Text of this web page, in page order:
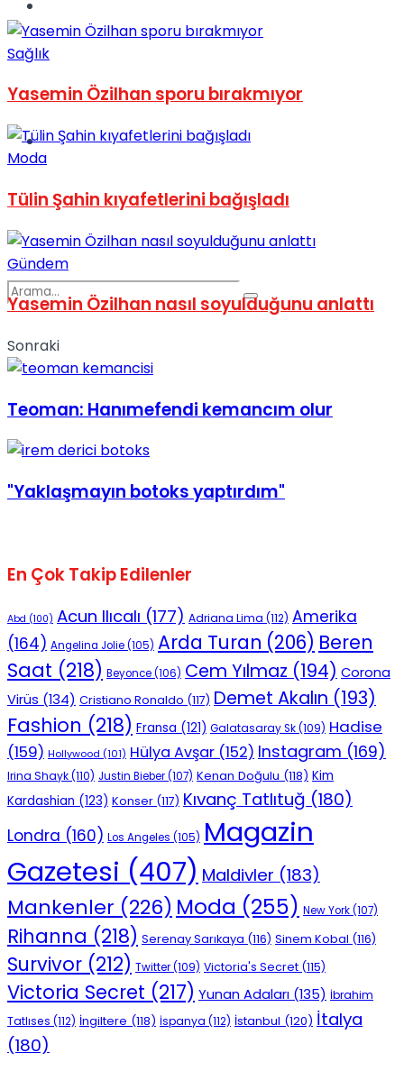
Podcast
Sağlık
Yasemin Özilhan sporu bırakmıyor
Moda
Tülin Şahin kıyafetlerini bağışladı
Gündem
Yasemin Özilhan nasıl soyulduğunu anlattı
Sonraki
Teoman: Hanımefendi kemancım olur
"Yaklaşmayın botoks yaptırdım"
En Çok Takip Edilenler
Abd (100) Acun Ilıcalı (177) Adriana Lima (112) Amerika
(164) Angelina Jolie(105) Arda Turan (206) Beren
Saat (218) Beyonce(106) Cem Yılmaz (194) Corona
Virüs (134) Cristiano Ronaldo (117) Demet Akalın (193)
Fashion (218) Fransa (121) Galatasaray Sk(109) Hadise
(159) Hollywood (101) Hülya Avşar (152) Instagram (169)
Irina Shayk(110) Justin Bieber(107) Kenan Doğulu (118) Kim
Kardashian (123) Konser (117) Kıvanç Tatlıtuğ (180)
Londra (160) Los Angeles (105) Magazin
Gazetesi (407) Maldivler (183)
Mankenler (226) Moda (255) New York(107)
Rihanna (218) Serenay Sarıkaya (116) Sinem Kobal (116)
Survivor (212) Twitter(109) Victoria's Secret (115)
Victoria Secret (217) Yunan Adaları (135) İbrahim
Tatlıses (112) İngiltere (118) İspanya (112) İstanbul (120) İtalya
(180)